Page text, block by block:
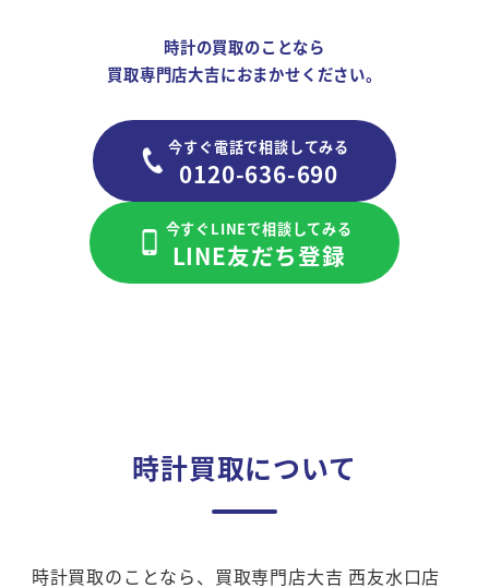
時計の買取のことなら
買取専門店大吉におまかせください。
今すぐ電話で相談してみる
0120-636-690
今すぐLINEで相談してみる
LINE友だち登録
時計買取について
時計買取のことなら、買取専門店大吉 西友水口店